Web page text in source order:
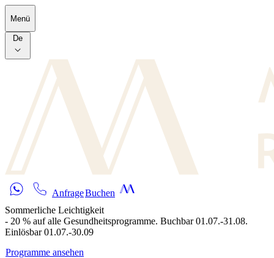
Skip to main content
Menü
De
AnfrageBuchen
Sommerliche Leichtigkeit
- 20 % auf alle Gesundheitsprogramme. Buchbar 01.07.-31.08.
Einlösbar 01.07.-30.09
Programme ansehen